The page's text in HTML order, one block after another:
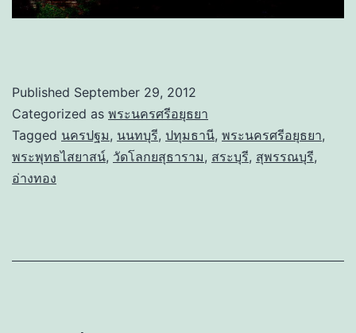
Published September 29, 2012
Categorized as พระนครศรีอยุธยา
Tagged นครปฐม, นนทบุรี, ปทุมธานี, พระนครศรีอยุธยา,
พระพุทธไสยาสน์, วัดโลกยสุธาราม, สระบุรี, สุพรรณบุรี,
อ่างทอง